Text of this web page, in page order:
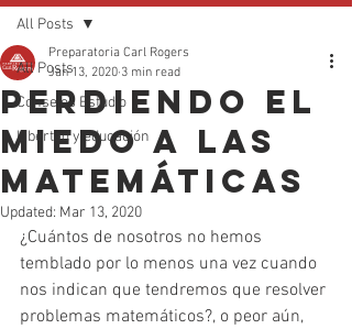
All Posts
Consejos Estudio
Libertad y educación
All Posts
Perdiendo el
Miedo a las
Matemáticas
Preparatoria Carl Rogers
Jan 13, 2020 3 min read
Updated: Mar 13, 2020
¿Cuántos de nosotros no hemos
temblado por lo menos una vez cuando
nos indican que tendremos que resolver
problemas matemáticos?, o peor aún,